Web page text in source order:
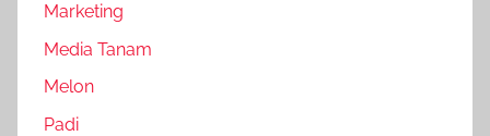
Marketing
Media Tanam
Melon
Padi